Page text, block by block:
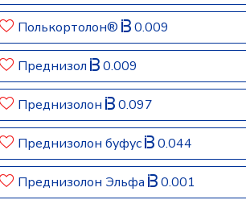
Полькортолон® 0.009
Преднизол 0.009
Преднизолон 0.097
Преднизолон буфус 0.044
Преднизолон Эльфа 0.001